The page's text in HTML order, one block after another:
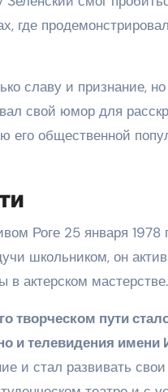
где
славу и признание,
свой юмор для
его общественной
Роге 25 января 1978
школьником, он
в актерском мастерстве.
пути
и телевидения имени
и стал развивать